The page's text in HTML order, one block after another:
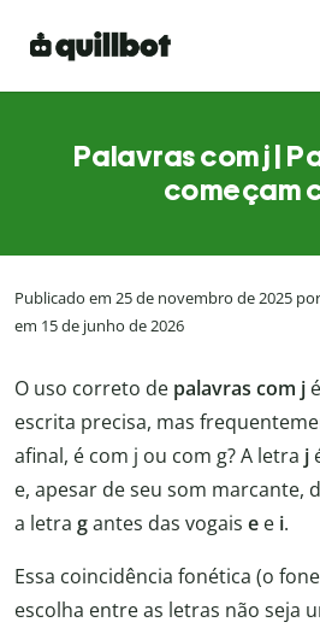
Palavras com j |
começam
Publicado em 25 de novembro de 2025 por
em 15 de junho de 2026
O uso correto de palavras com j
escrita precisa, mas
afinal, é com j ou com g? A letra j
e, apesar de seu som marcante,
a letra gantes das vogais e e i.
Essa coincidência fonética (o
escolha entre as letras não seja